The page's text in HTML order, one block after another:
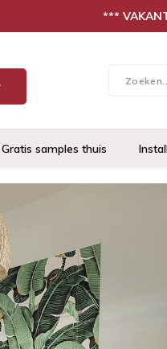
***
Gratis samples thuis